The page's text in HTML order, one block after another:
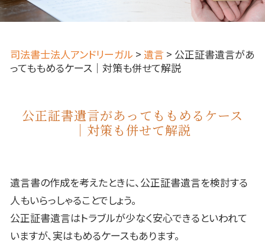
司法書士法人アンドリーガル > 遺言 > 公正証書遺言があ
ってももめるケース｜対策も併せて解説
公正証書遺言があってももめるケース
｜対策も併せて解説
遺言書の作成を考えたときに、公正証書遺言を検討する
人もいらっしゃることでしょう。
公正証書遺言はトラブルが少なく安心できるといわれて
いますが、実はもめるケースもあります。